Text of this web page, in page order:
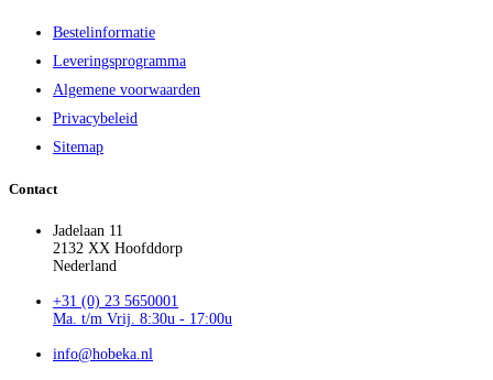
Bestelinformatie
Leveringsprogramma
Algemene voorwaarden
Privacybeleid
Sitemap
Contact
Jadelaan 11
2132 XX Hoofddorp
Nederland
+31 (0) 23 5650001
Ma. t/m Vrij. 8:30u - 17:00u
info@hobeka.nl